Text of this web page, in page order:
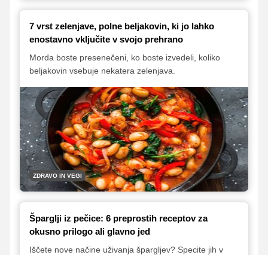
7 vrst zelenjave, polne beljakovin, ki jo lahko
enostavno vključite v svojo prehrano
Morda boste presenečeni, ko boste izvedeli, koliko
beljakovin vsebuje nekatera zelenjava.
ZDRAVO IN VEGI
Šparglji iz pečice: 6 preprostih receptov za
okusno prilogo ali glavno jed
Iščete nove načine uživanja špargljev? Specite jih v